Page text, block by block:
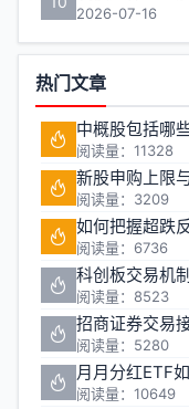
2026-07-16
热门文章
中概股包括哪
阅读量：11328
新股申购上限
阅读量：3209
如何把握超跌
阅读量：6736
科创板交易机
阅读量：8523
招商证券交易
阅读量：5280
月月分红ETF
阅读量：10649